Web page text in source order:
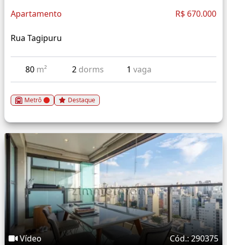
Apartamento R$ 670.000
Rua Tagipuru
80 m² 2 dorms 1vaga
Metrô Destaque
Vídeo Cód.: 290375